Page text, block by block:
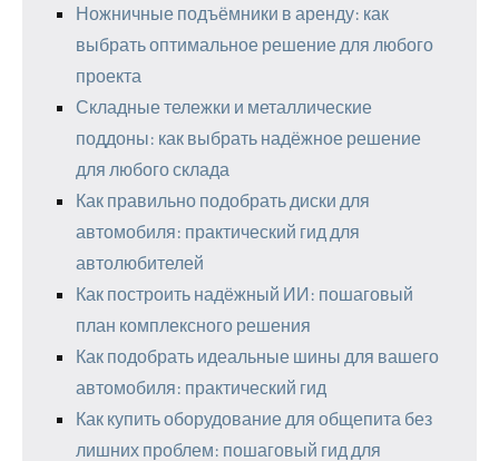
Ножничные подъёмники в аренду: как
выбрать оптимальное решение для любого
проекта
Складные тележки и металлические
поддоны: как выбрать надёжное решение
для любого склада
Как правильно подобрать диски для
автомобиля: практический гид для
автолюбителей
Как построить надёжный ИИ: пошаговый
план комплексного решения
Как подобрать идеальные шины для вашего
автомобиля: практический гид
Как купить оборудование для общепита без
лишних проблем: пошаговый гид для